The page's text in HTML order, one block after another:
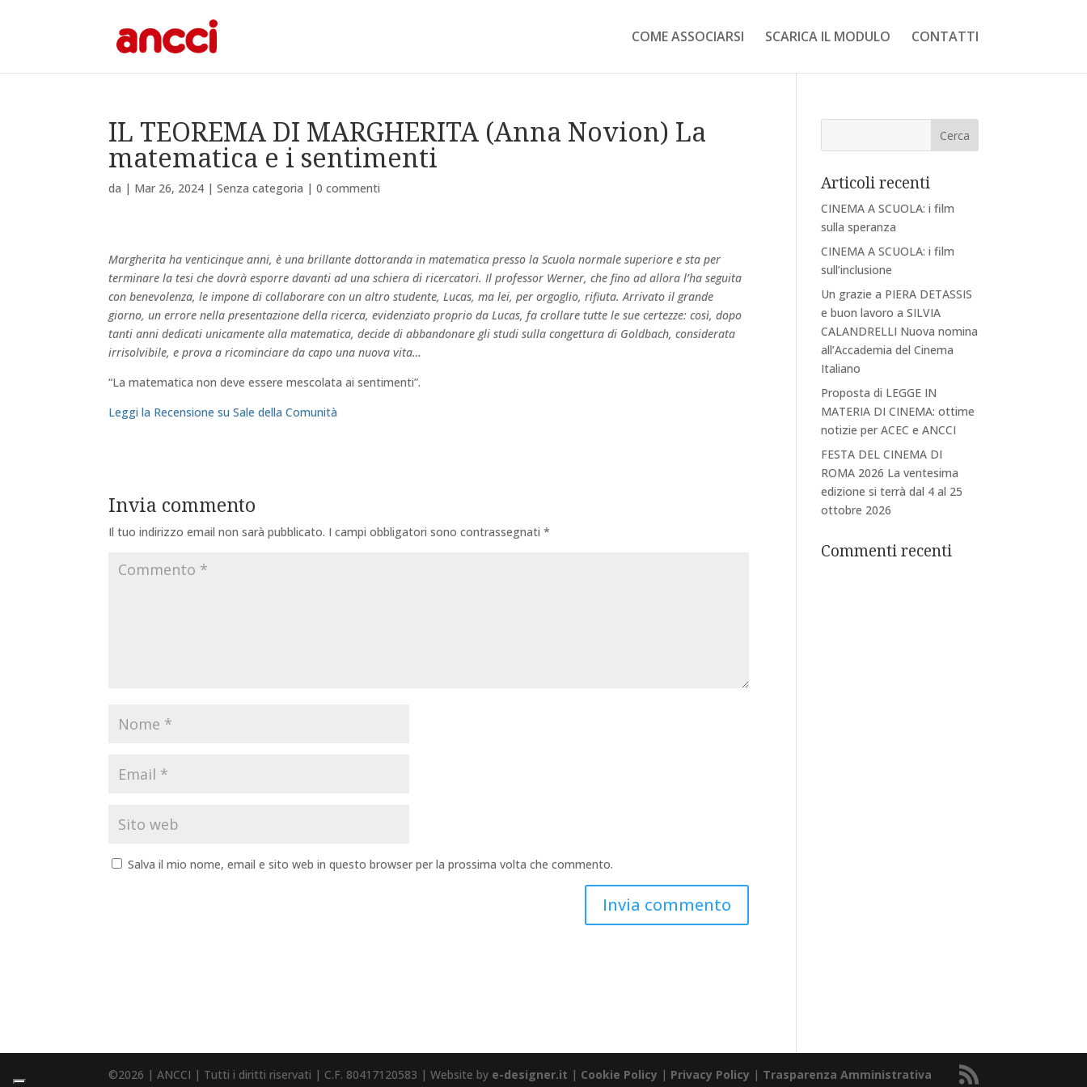
COME ASSOCIARSI SCARICA IL MODULO CONTATTI
IL TEOREMA DI MARGHERITA (Anna Novion) La
matematica e i sentimenti
da | Mar 26, 2024 |Senza categoria |0 commenti
Margherita ha venticinque anni, è una brillante dottoranda in matematica presso la Scuola normale superiore e sta per
terminare la tesi che dovrà esporre davanti ad una schiera di ricercatori. Il professor Werner, che fino ad allora l’ha seguita
con benevolenza, le impone di collaborare con un altro studente, Lucas, ma lei, per orgoglio, rifiuta. Arrivato il grande
giorno, un errore nella presentazione della ricerca, evidenziato proprio da Lucas, fa crollare tutte le sue certezze: così, dopo
tanti anni dedicati unicamente alla matematica, decide di abbandonare gli studi sulla congettura di Goldbach, considerata
irrisolvibile, e prova a ricominciare da capo una nuova vita…
“La matematica non deve essere mescolata ai sentimenti”.
Leggi la Recensione su Sale della Comunità
Invia commento
Il tuo indirizzo email non sarà pubblicato. I campi obbligatori sono contrassegnati*
Salva il mio nome, email e sito web in questo browser per la prossima volta che commento.
Articoli recenti
CINEMA A SCUOLA: i film
sulla speranza
CINEMA A SCUOLA: i film
sull’inclusione
Un grazie a PIERA DETASSIS
e buon lavoro a SILVIA
CALANDRELLI Nuova nomina
all’Accademia del Cinema
Italiano
Proposta di LEGGE IN
MATERIA DI CINEMA: ottime
notizie per ACEC e ANCCI
FESTA DEL CINEMA DI
ROMA 2026 La ventesima
edizione si terrà dal 4 al 25
ottobre 2026
Commenti recenti
©2026 | ANCCI | Tutti i diritti riservati | C.F. 80417120583 | Website by e-designer.it | Cookie Policy | Privacy Policy | Trasparenza Amministrativa